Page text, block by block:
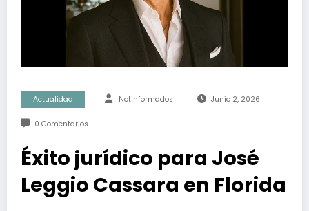
Actualidad Notinformados Junio 2, 2026
0 Comentarios
Éxito jurídico para José
Leggio Cassara en Florida